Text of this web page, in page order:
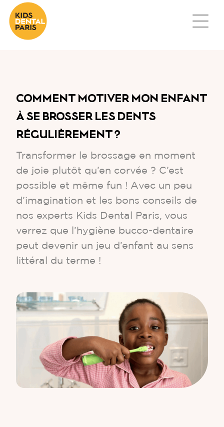
COMMENT MOTIVER MON ENFANT
À SE BROSSER LES DENTS
RÉGULIÈREMENT ?
Transformer le brossage en moment
de joie plutôt qu’en corvée ? C’est
possible et même fun ! Avec un peu
d’imagination et les bons conseils de
nos experts Kids Dental Paris, vous
verrez que l’hygiène bucco-dentaire
peut devenir un jeu d’enfant au sens
littéral du terme !